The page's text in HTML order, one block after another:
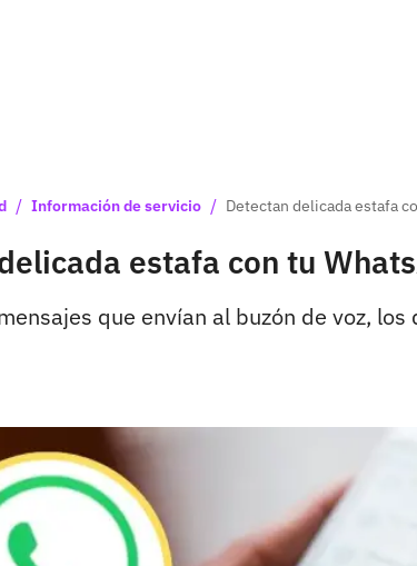
/ Información de servicio / Detectan delicada estafa
estafa con tu
que envían al buzón de voz,